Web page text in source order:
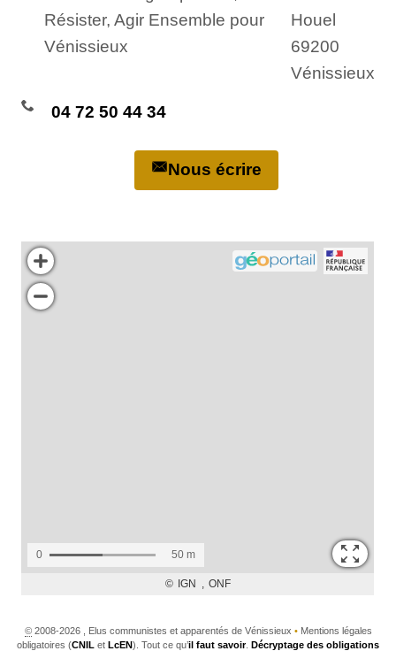
Résister, Agir Ensemble pour
Vénissieux
Houel
69200
Vénissieux
04 72 50 44 34
Nous écrire
©2008-2026 , Elus communistes et apparentés de Vénissieux •Mentions légales
obligatoires (CNIL et LcEN). Tout ce qu’il faut savoir. Décryptage des obligations